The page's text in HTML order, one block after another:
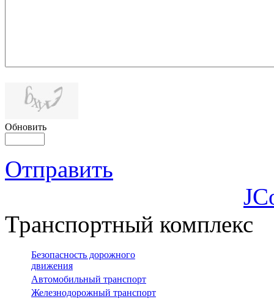
Обновить
Отправить
Транспортный комплекс
Безопасность дорожного
движения
Автомобильный транспорт
Железнодорожный транспорт